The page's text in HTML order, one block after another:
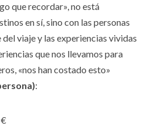
que recordar», no está
en sí, sino con las personas
viaje y las experiencias vividas
que nos llevamos para
«nos han costado esto»
: